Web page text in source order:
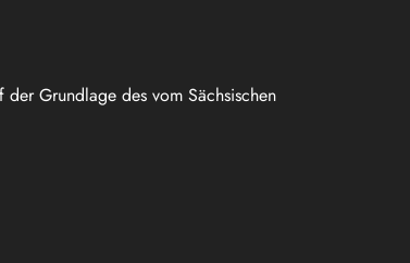
Grundlage des vom Sächsischen